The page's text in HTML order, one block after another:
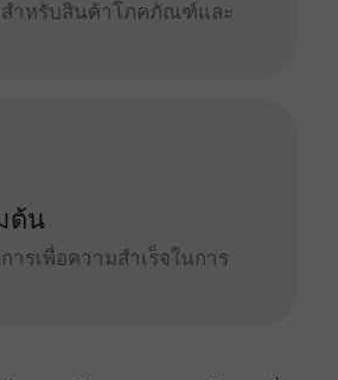
ำหรับสินค้าโภคภัณฑ์และ
ต้น
รเพื่อความสำเร็จในการ